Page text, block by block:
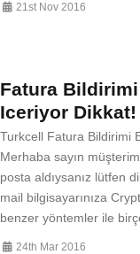
21st Nov 2016
Fatura
Iceriyor Dikkat!
Turkcell Fatura Bildirimi
Merhaba sayın
posta aldıysanız lütfen
mail bilgisayarınıza
benzer yöntemler ile
24th Mar 2016